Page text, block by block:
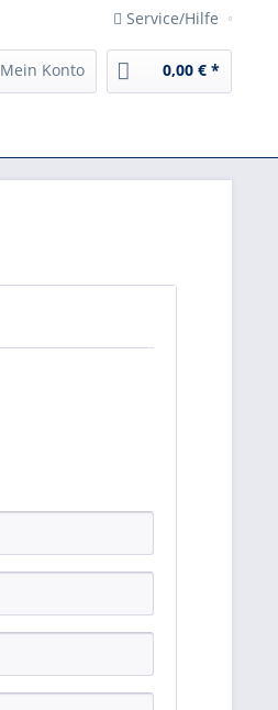
Service/Hilfe
Mein Konto 0,00 € *